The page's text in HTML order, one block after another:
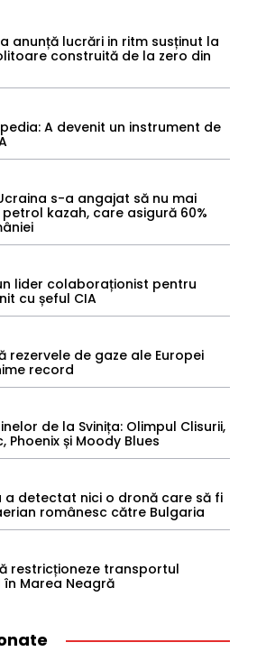
anunță lucrări in ritm susținut la
construită de la zero din
A devenit un instrument de
s-a angajat să nu mai
kazah, care asigură 60%
lider colaboraționist pentru
cu șeful CIA
rezervele de gaze ale Europei
record
de la Svinița: Olimpul Clisurii,
Phoenix și Moody Blues
a detectat nici o dronă care să fi
românesc către Bulgaria
restricționeze transportul
Marea Neagră